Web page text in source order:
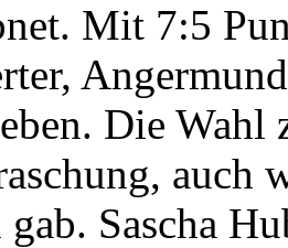
Mit 7:5
Die
auch
Sascha